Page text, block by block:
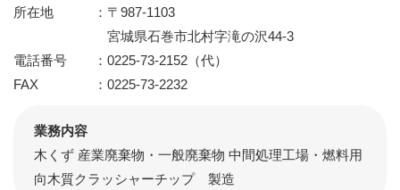
所在地
〒987-1103
宮城県石巻市北村字滝の沢44-3
電話番号
0225-73-2152（代）
FAX
0225-73-2232
業務内容
木くず 産業廃棄物・一般廃棄物 中間処理工場・燃料用
向木質クラッシャーチップ 製造